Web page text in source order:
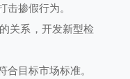
掺假行为。
系，开发新型检
目标市场标准。